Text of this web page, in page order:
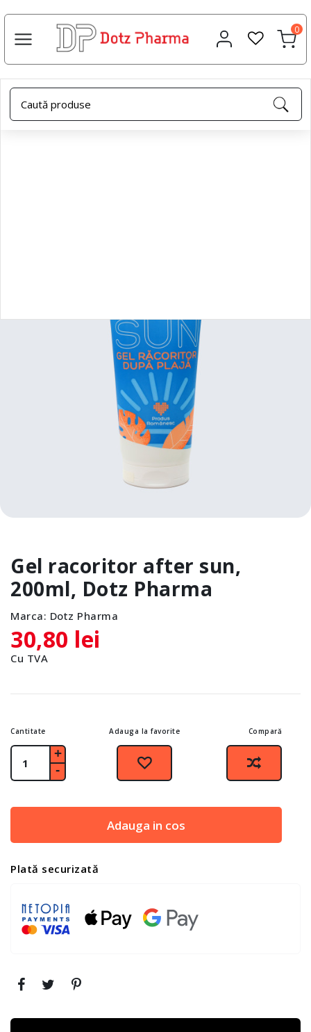
0
Acasa Protecție solară
Gel racoritor after sun, 200ml,
Dotz Pharma
Gel racoritor after sun,
200ml, Dotz Pharma
Marca: Dotz Pharma
30,80 lei
Cu TVA
Cantitate Adauga la favorite Compară
Adauga in cos
Plată securizată